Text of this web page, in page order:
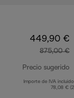
449,90 €
875,00 €
Precio sugerido
Importe de IVA
78,08 €